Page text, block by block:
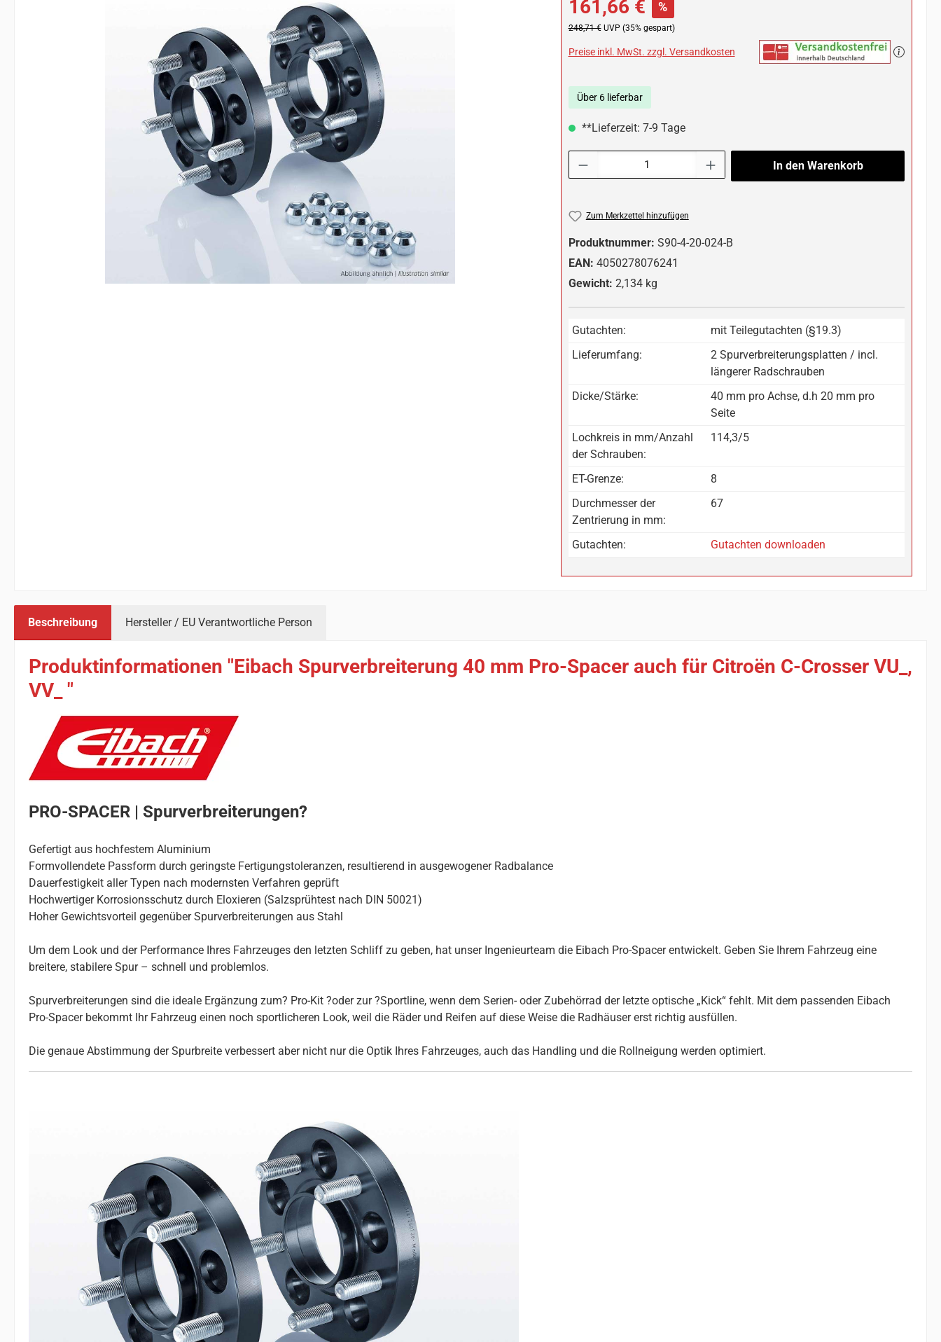
161,66 € %
Regulärer Preis:
248,71 € UVP (35% gespart)
Preise inkl. MwSt. zzgl. Versandkosten
Über 6 lieferbar
**Lieferzeit: 7-9 Tage
In den Warenkorb
Zum Merkzettel hinzufügen
Produktnummer: S90-4-20-024-B
EAN: 4050278076241
Gewicht: 2,134 kg
Gutachten:
mit Teilegutachten (§19.3)
Lieferumfang:
2 Spurverbreiterungsplatten / incl.
längerer Radschrauben
Dicke/Stärke:
40 mm pro Achse, d.h 20 mm pro
Seite
Lochkreis in mm/Anzahl
der Schrauben:
114,3/5
ET-Grenze:
8
Durchmesser der
Zentrierung in mm:
67
Gutachten: Gutachten downloaden
Beschreibung Hersteller / EU Verantwortliche Person
Produktinformationen "Eibach Spurverbreiterung 40 mm Pro-Spacer auch für Citroën C-Crosser VU_,
VV_ "
PRO-SPACER | Spurverbreiterungen?
Gefertigt aus hochfestem Aluminium
Formvollendete Passform durch geringste Fertigungstoleranzen, resultierend in ausgewogener Radbalance
Dauerfestigkeit aller Typen nach modernsten Verfahren geprüft
Hochwertiger Korrosionsschutz durch Eloxieren (Salzsprühtest nach DIN 50021)
Hoher Gewichtsvorteil gegenüber Spurverbreiterungen aus Stahl
Um dem Look und der Performance Ihres Fahrzeuges den letzten Schliff zu geben, hat unser Ingenieurteam die Eibach Pro-Spacer entwickelt. Geben Sie Ihrem Fahrzeug eine
breitere, stabilere Spur – schnell und problemlos.
Spurverbreiterungen sind die ideale Ergänzung zum? Pro-Kit ?oder zur ?Sportline, wenn dem Serien- oder Zubehörrad der letzte optische „Kick“ fehlt. Mit dem passenden Eibach
Pro-Spacer bekommt Ihr Fahrzeug einen noch sportlicheren Look, weil die Räder und Reifen auf diese Weise die Radhäuser erst richtig ausfüllen.
Die genaue Abstimmung der Spurbreite verbessert aber nicht nur die Optik Ihres Fahrzeuges, auch das Handling und die Rollneigung werden optimiert.